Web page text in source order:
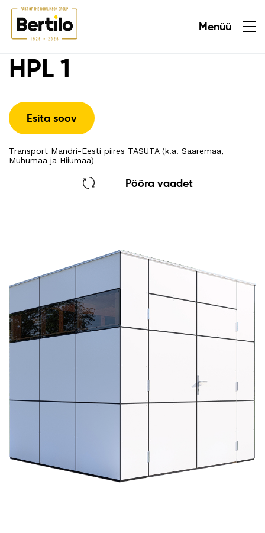
Menüü
HPL 1
Esita soov
Transport Mandri-Eesti piires TASUTA (k.a. Saaremaa,
Muhumaa ja Hiiumaa)
Pööra vaadet